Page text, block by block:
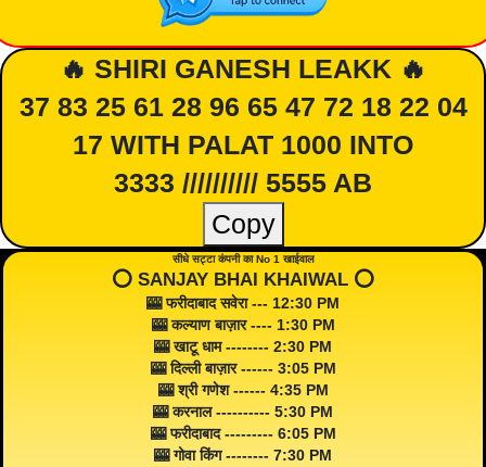
🔥 SHIRI GANESH LEAKK 🔥
37 83 25 61 28 96 65 47 72 18 22 04
17 WITH PALAT 1000 INTO
3333 ////////// 5555 AB
Copy
सीधे सट्टा कंपनी का No 1 खाईवाल
⭕️ SANJAY BHAI KHAIWAL ⭕️
🎰 फरीदाबाद सवेरा --- 12:30 PM
🎰 कल्याण बाज़ार ---- 1:30 PM
🎰 खाटू धाम -------- 2:30 PM
🎰 दिल्ली बाज़ार ------ 3:05 PM
🎰 श्री गणेश ------ 4:35 PM
🎰 करनाल ---------- 5:30 PM
🎰 फरीदाबाद --------- 6:05 PM
🎰 गोवा किंग -------- 7:30 PM